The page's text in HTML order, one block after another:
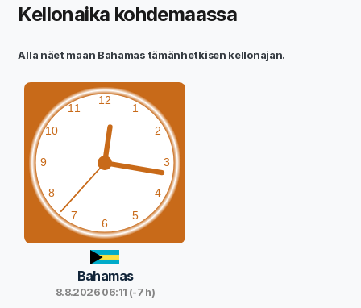
Kellonaika kohdemaassa
Alla näet maan Bahamas tämänhetkisen kellonajan.
Bahamas
8.8.2026 06:11 (-7 h)